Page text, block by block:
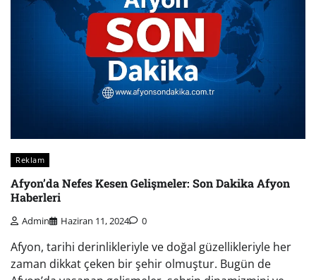
Reklam
Afyon’da Nefes Kesen Gelişmeler: Son Dakika Afyon
Haberleri
Admin Haziran 11, 2024 0
Afyon, tarihi derinlikleriyle ve doğal güzellikleriyle her
zaman dikkat çeken bir şehir olmuştur. Bugün de